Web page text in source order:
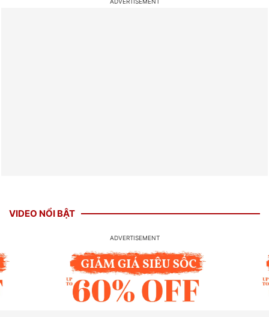
VIDEO NỔI BẬT